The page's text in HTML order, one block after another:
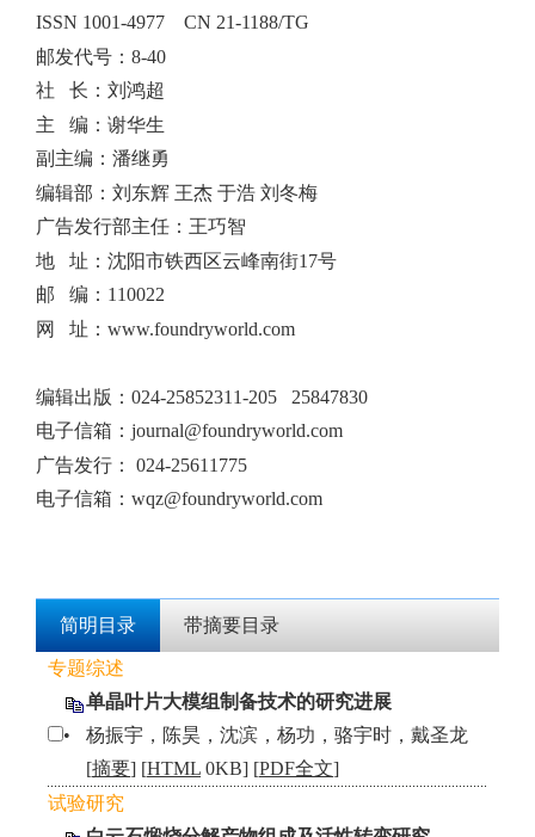
ISSN 1001-4977 CN 21-1188/TG
邮发代号：8-40
社 长：刘鸿超
主 编：谢华生
副主编：潘继勇
编辑部：刘东辉 王杰 于浩 刘冬梅
广告发行部主任：王巧智
地 址：沈阳市铁西区云峰南街17号
邮 编：110022
网 址：www.foundryworld.com
编辑出版 ： 024-25852311-205 25847830
电子信箱： journal@foundryworld.com
广告发行：
024-25611775
电子信箱： wqz@foundryworld.com
简明目录 带摘要目录
专题综述
单晶叶片大模组制备技术的研究进展
•
杨振宇，陈昊，沈滨，杨功，骆宇时，戴圣龙
[摘要] [HTML 0KB] [PDF全文]
试验研究